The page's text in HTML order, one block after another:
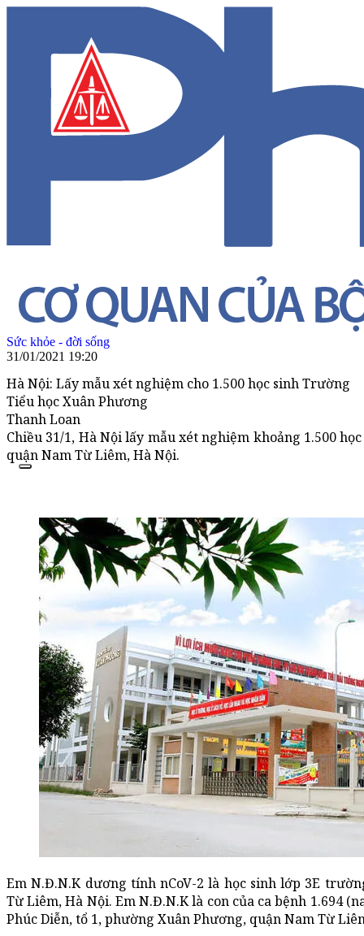
Sức khỏe - đời sống
31/01/2021 19:20
Hà Nội: Lấy mẫu xét nghiệm cho 1.500 học sinh Trường
Tiểu học Xuân Phương
Thanh Loan
Chiều 31/1, Hà Nội lấy mẫu xét nghiệm khoảng 1.500
quận Nam Từ Liêm, Hà Nội.
Em N.Đ.N.K dương tính nCoV-2 là học sinh lớp 3E
Từ Liêm, Hà Nội. Em N.Đ.N.K là con của ca bệnh 1.694
Phúc Diễn, tổ 1, phường Xuân Phương, quận Nam Từ